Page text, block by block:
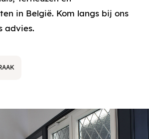
in België. Kom langs bij ons
advies.